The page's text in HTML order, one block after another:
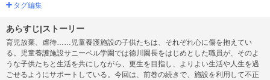
タグ編集
あらすじ|ストーリー
育児放棄、虐待……児童養護施設の子供たちは、それぞれ心に傷を抱えてい
る。児童養護施設サニーベル学園では徳川園長をはじめとした職員が、そのよ
うな子供たちと生活を共にしながら、更生を目指し、よりよい生活や人生を過
ごせるようにサポートしている。今回は、前巻の続きで、施設を利用して不正